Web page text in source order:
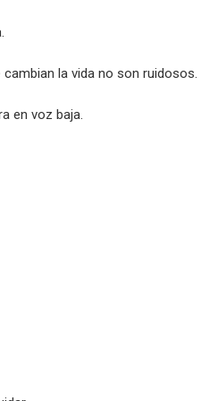
la vida no son ruidosos.
en voz baja.